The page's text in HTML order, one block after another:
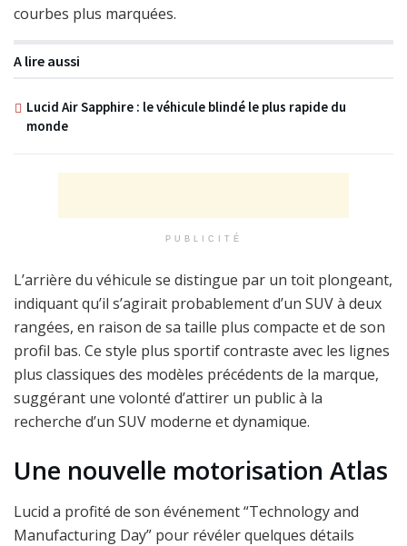
courbes plus marquées.
A lire aussi
Lucid Air Sapphire : le véhicule blindé le plus rapide du
monde
PUBLICITÉ
L’arrière du véhicule se distingue par un toit plongeant,
indiquant qu’il s’agirait probablement d’un SUV à deux
rangées, en raison de sa taille plus compacte et de son
profil bas. Ce style plus sportif contraste avec les lignes
plus classiques des modèles précédents de la marque,
suggérant une volonté d’attirer un public à la
recherche d’un SUV moderne et dynamique.
Une nouvelle motorisation Atlas
Lucid a profité de son événement “Technology and
Manufacturing Day” pour révéler quelques détails